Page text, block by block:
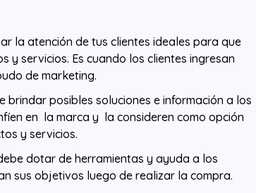
la atención de tus clientes ideales para que
y servicios. Es cuando los clientes ingresan
de marketing.
brindar posibles soluciones e información a los
en la marca y la consideren como opción
y servicios.
dotar de herramientas y ayuda a los
sus objetivos luego de realizar la compra.